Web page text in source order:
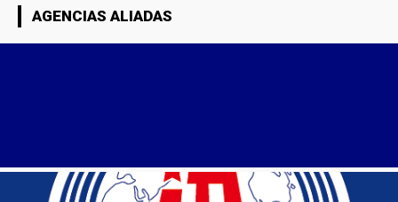
AGENCIAS ALIADAS